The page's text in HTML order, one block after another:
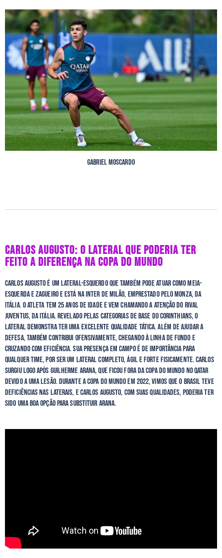
Gabriel Moscardo
CARLOS AUGUSTO: O LATERAL QUE PODERIA TER
FEITO A DIFERENÇA NA COPA DO MUNDO
Carlos Augusto é um lateral-esquerdo que também pode atuar como meia-
esquerda e zagueiro e está na Inter de Milão, emprestado pelo Monza, da
Itália. O atleta tem 25 anos de idade e vem chamando a atenção do rival
Juventus, da Itália. Revelado pelas categorias de base do Corinthians, o
lateral demonstra ter uma excelente qualidade tática. Além de ajudar a
defesa, também contribui ofensivamente, chegando à linha de fundo e
cruzando com eficiência. Sua presença em campo é de importância para
qualquer time, por ser um lateral completo, ágil e forte fisicamente. Carlos
surgiu logo após Guilherme Arana, que ficou fora da Copa do Mundo no Qatar
devido a uma lesão. Durante a Copa do Mundo em 2022, vimos que o Brasil teve
deficiências nas laterais, e Carlos Augusto, com suas qualidades, poderia ter
sido uma boa opção para substituir Arana.